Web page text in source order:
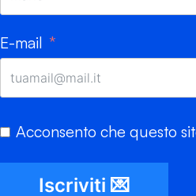
E-mail
Acconsento che questo
Iscriviti 💌